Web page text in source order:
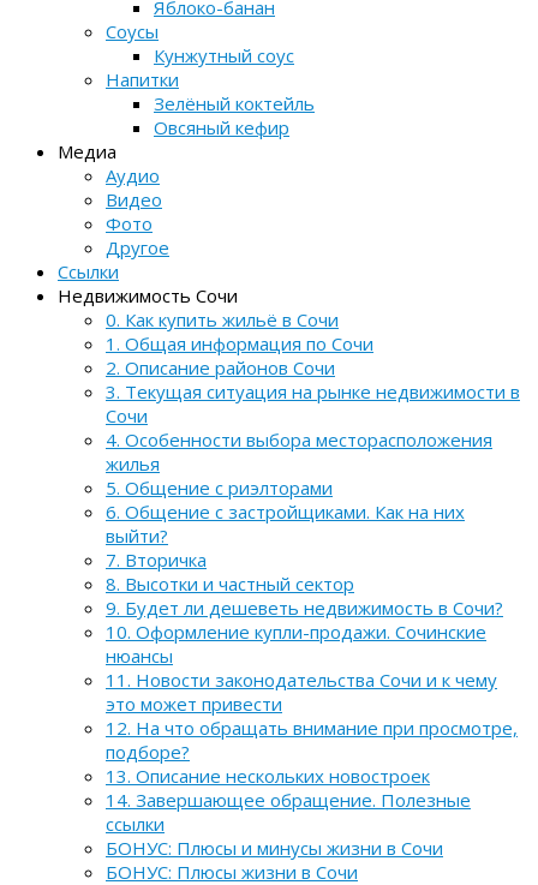
Яблоко-банан
Соусы
Кунжутный соус
Напитки
Зелёный коктейль
Овсяный кефир
Медиа
Аудио
Видео
Фото
Другое
Ссылки
Недвижимость Сочи
0. Как купить жильё в Сочи
1. Общая информация по Сочи
2. Описание районов Сочи
3. Текущая ситуация на рынке недвижимости в
Сочи
4. Особенности выбора месторасположения
жилья
5. Общение с риэлторами
6. Общение с застройщиками. Как на них
выйти?
7. Вторичка
8. Высотки и частный сектор
9. Будет ли дешеветь недвижимость в Сочи?
10. Оформление купли-продажи. Сочинские
нюансы
11. Новости законодательства Сочи и к чему
это может привести
12. На что обращать внимание при просмотре,
подборе?
13. Описание нескольких новостроек
14. Завершающее обращение. Полезные
ссылки
БОНУС: Плюсы и минусы жизни в Сочи
БОНУС: Плюсы жизни в Сочи